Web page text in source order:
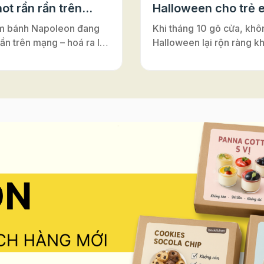
rần rần trên
bánh Napoleon đang
trên mạng – hoá ra lại
sao bánh có tên là
nhiều người thường
nghĩa là “ngàn lớp
Món bánh này được
cảm hứng từ vùng
gâteau napolitain –
kiểu Napoli”. Theo thời
Halloween cho trẻ
Khi tháng 10 gõ cửa,
Halloween lại rộn ràng
Anh cho tới những câu
cùng hóa thân, vui chơi
hoạt động Halloween
vừa an toàn, vừa dễ tổ
những buổi workshop
sẽ là gợi ý tuyệt vời.
mang lại niềm vui khi
sáng tạo, hoạt động làm
còn giúp trẻ rèn luyện
léo, khả năng tập trung
thần làm việc nhóm – tất
diễn ra trong không khí